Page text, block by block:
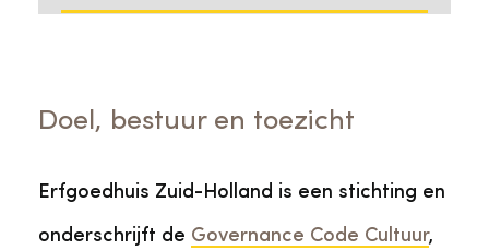
Doel, bestuur en toezicht
Erfgoedhuis Zuid-Holland is een stichting en
onderschrijft de Governance Code Cultuur,